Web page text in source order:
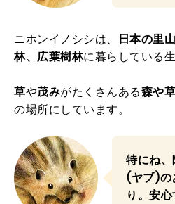
ニホンイノシシは、
日本の里
林、広葉樹林に暮らしている
草や茂みがたくさんある森や
の場所にしています。
特にね
(ヤブ)の
り。安